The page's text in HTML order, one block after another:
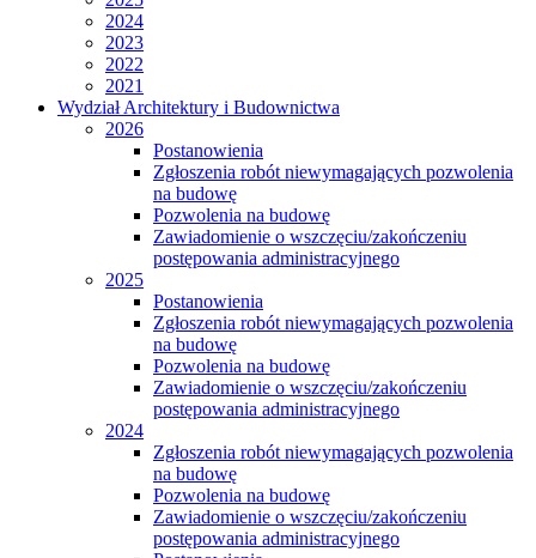
2024
2023
2022
2021
Wydział Architektury i Budownictwa
2026
Postanowienia
Zgłoszenia robót niewymagających pozwolenia
na budowę
Pozwolenia na budowę
Zawiadomienie o wszczęciu/zakończeniu
postępowania administracyjnego
2025
Postanowienia
Zgłoszenia robót niewymagających pozwolenia
na budowę
Pozwolenia na budowę
Zawiadomienie o wszczęciu/zakończeniu
postępowania administracyjnego
2024
Zgłoszenia robót niewymagających pozwolenia
na budowę
Pozwolenia na budowę
Zawiadomienie o wszczęciu/zakończeniu
postępowania administracyjnego